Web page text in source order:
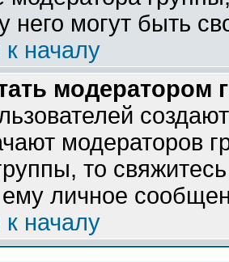
него могут быть
к началу
модератором
модераторов
то
ему личное
к началу